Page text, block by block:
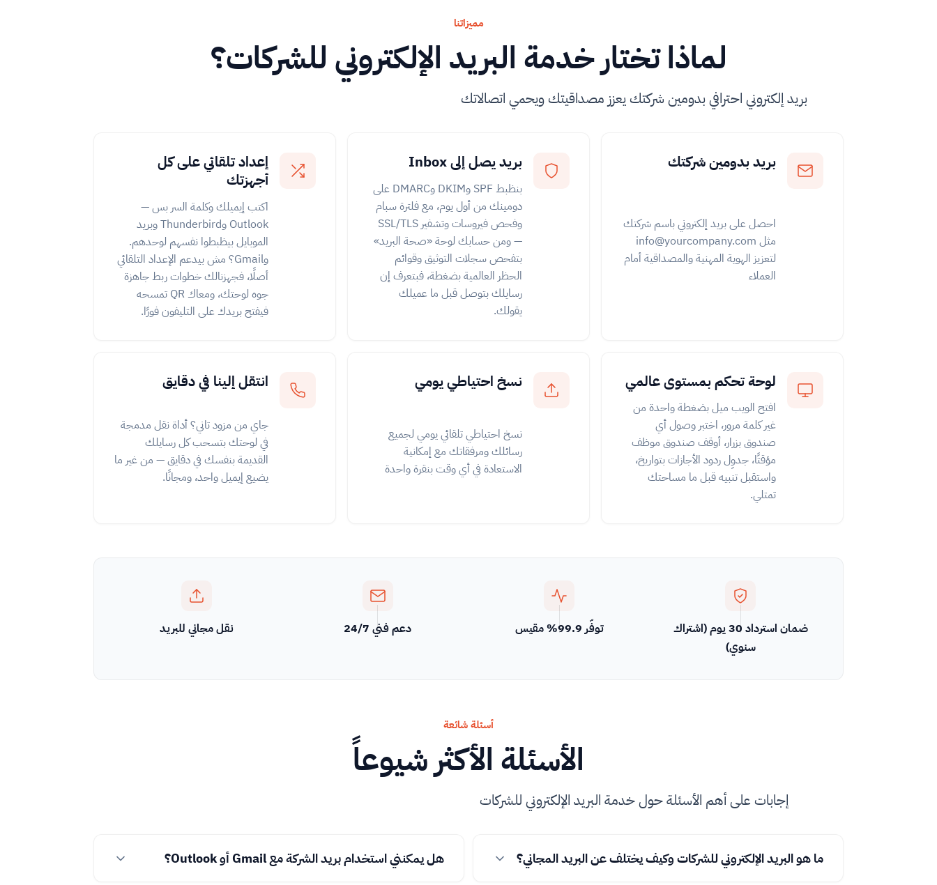
مميزاتنا
لماذا تختار خدمة البريد الإلكتروني للشركات؟
بريد إلكتروني احترافي بدومين شركتك يعزز مصداقيتك ويحمي اتصالاتك
بريد بدومين شركتك
احصل على بريد إلكتروني باسم شركتك
مثل info@yourcompany.com
لتعزيز الهوية المهنية والمصداقية أمام
العملاء
بريد يصل إلى Inbox
بنظبط SPF وDKIM وDMARC على
دومينك من أول يوم، مع فلترة سبام
وفحص فيروسات وتشفير SSL/TLS
— ومن حسابك لوحة «صحة البريد»
بتفحص سجلات التوثيق وقوائم
الحظر العالمية بضغطة، فبتعرف إن
رسايلك بتوصل قبل ما عميلك
يقولك.
إعداد تلقائي على كل
أجهزتك
اكتب إيميلك وكلمة السر بس —
Outlook وThunderbird وبريد
الموبايل بيظبطوا نفسهم لوحدهم.
وGmail؟ مش بيدعم الإعداد التلقائي
أصلًا، فجهزنالك خطوات ربط جاهزة
جوه لوحتك، ومعاك QR تمسحه
فيفتح بريدك على التليفون فورًا.
لوحة تحكم بمستوى عالمي
افتح الويب ميل بضغطة واحدة من
غير كلمة مرور، اختبر وصول أي
صندوق بزرار، أوقف صندوق موظف
مؤقتًا، جدوِل ردود الأجازات بتواريخ،
واستقبل تنبيه قبل ما مساحتك
تمتلي.
نسخ احتياطي يومي
نسخ احتياطي تلقائي يومي لجميع
رسائلك ومرفقاتك مع إمكانية
الاستعادة في أي وقت بنقرة واحدة
انتقل إلينا في دقايق
جاي من مزود تاني؟ أداة نقل مدمجة
في لوحتك بتسحب كل رسايلك
القديمة بنفسك في دقايق — من غير ما
يضيع إيميل واحد، ومجانًا.
ضمان استرداد 30 يوم (اشتراك
سنوي)
توفّر 99.9% مقيس دعم فني 24/7 نقل مجاني للبريد
أسئلة شائعة
الأسئلة الأكثر شيوعاً
إجابات على أهم الأسئلة حول خدمة البريد الإلكتروني للشركات
ما هو البريد الإلكتروني للشركات وكيف يختلف عن البريد المجاني؟ هل يمكنني استخدام بريد الشركة مع Gmail أو Outlook؟